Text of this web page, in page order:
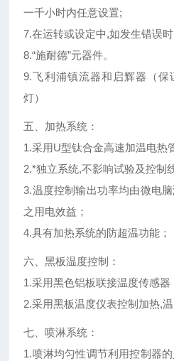
一千小时内任意设置;
7.在运转或设定中,如发生错误
8.“施耐德”元器件。
9.飞利浦镇流器和启辉器（
灯）
五、 加热系统：
1.采用U型钛合金高速加温电热
2.*独立系统,不影响试验及控制
3.温度控制输出功率均由微电
之用电效益；
4.具有加热系统的防超温功能；
六、黑板温度控制：
1.采用黑色铝板联接温度传感器
2.采用黑板温度仪表控制加热,温
七、喷淋系统：
1.喷淋均匀性调节利用控制器